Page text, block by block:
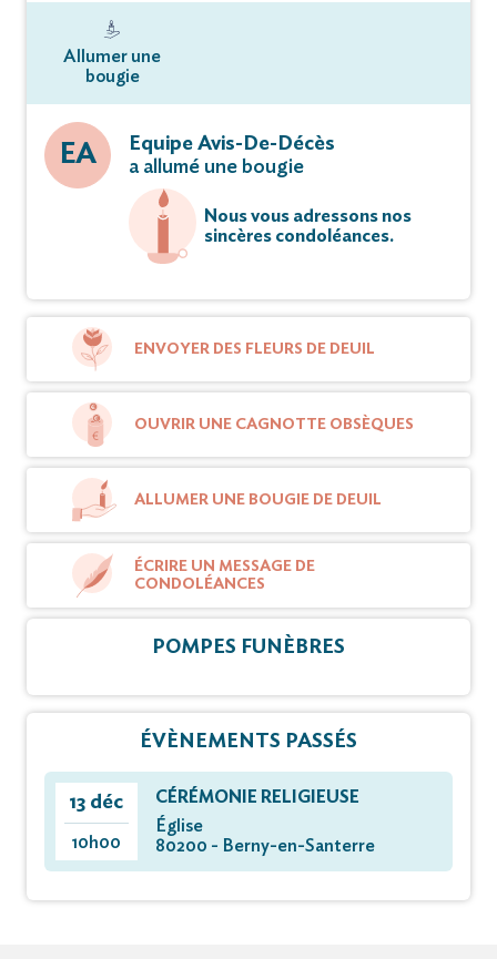
Allumer une
bougie
EA
Equipe Avis-De-Décès
a allumé une bougie
Nous vous adressons nos
sincères condoléances.
ENVOYER DES FLEURS DE DEUIL
OUVRIR UNE CAGNOTTE OBSÈQUES
ALLUMER UNE BOUGIE DE DEUIL
ÉCRIRE UN MESSAGE DE
CONDOLÉANCES
POMPES FUNÈBRES
ÉVÈNEMENTS PASSÉS
13 déc
10h00
CÉRÉMONIE RELIGIEUSE
Église
80200 - Berny-en-Santerre